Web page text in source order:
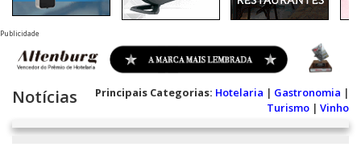
Publicidade
Notícias Principais Categorias: Hotelaria | Gastronomia |
Turismo | Vinho